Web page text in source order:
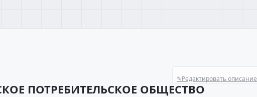
✎Редактировать описание
ПОТРЕБИТЕЛЬСКОЕ ОБЩЕСТВО